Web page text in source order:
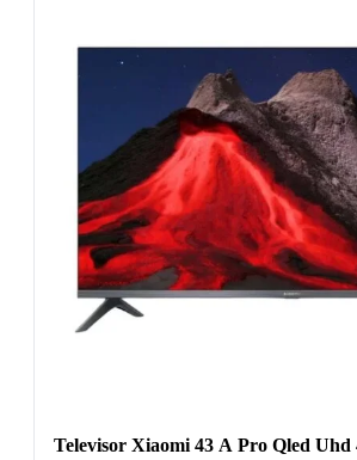
Televisor Xiaomi 43 A Pro Qled